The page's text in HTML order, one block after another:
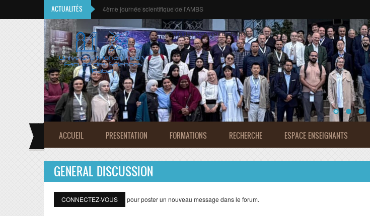
Aller au contenu principal
ACTUALITÉS CALL FOR CONTRIBUTIONS
Faculté des Sciences de Rabat
ACCUEIL PRESENTATION FORMATIONS RECHERCHE ESPACE ENSEIGNANTS
GENERAL DISCUSSION
CONNECTEZ-VOUS pour poster un nouveau message dans le forum.